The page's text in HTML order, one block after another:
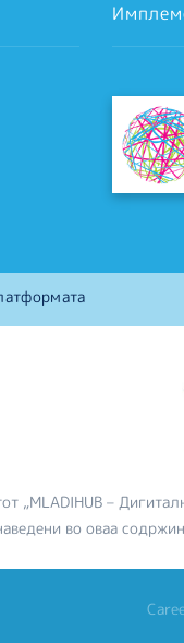
„MLADIHUB –
во оваа